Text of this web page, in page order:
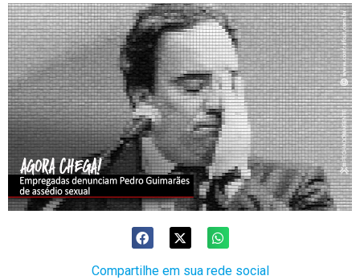
Compartilhe em sua rede social